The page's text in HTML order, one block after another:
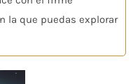
la que puedas explorar